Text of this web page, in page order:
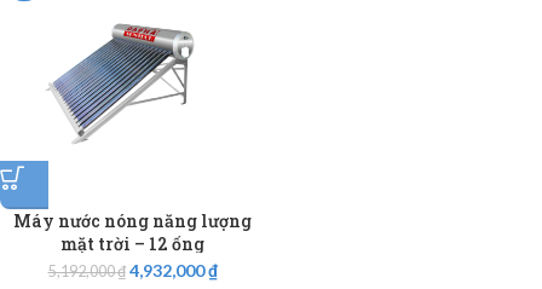
Máy nước nóng năng lượng
mặt trời – 12 ống
5,192,000₫ 4,932,000₫